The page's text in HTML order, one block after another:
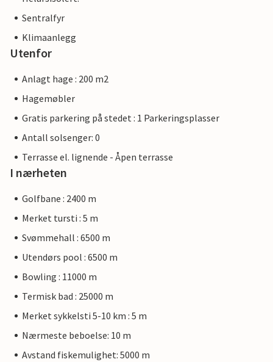
Sentralfyr
Klimaanlegg
Utenfor
Anlagt hage : 200 m2
Hagemøbler
Gratis parkering på stedet : 1 Parkeringsplasser
Antall solsenger: 0
Terrasse el. lignende - Åpen terrasse
I nærheten
Golfbane : 2400 m
Merket tursti : 5 m
Svømmehall : 6500 m
Utendørs pool : 6500 m
Bowling : 11000 m
Termisk bad : 25000 m
Merket sykkelsti 5-10 km : 5 m
Nærmeste beboelse: 10 m
Avstand fiskemulighet: 5000 m